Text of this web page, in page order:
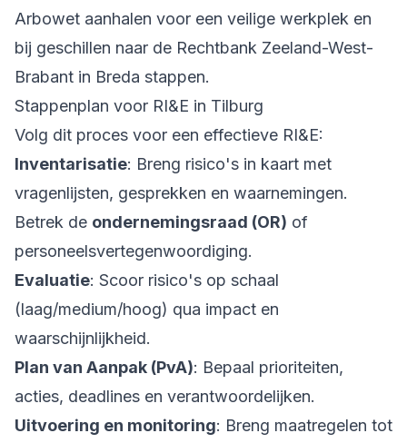
Arbowet aanhalen voor een veilige werkplek en
bij geschillen naar de Rechtbank Zeeland-West-
Brabant in Breda stappen.
Stappenplan voor RI&E in Tilburg
Volg dit proces voor een effectieve RI&E:
Inventarisatie: Breng risico's in kaart met
vragenlijsten, gesprekken en waarnemingen.
Betrek de ondernemingsraad (OR) of
personeelsvertegenwoordiging.
Evaluatie: Scoor risico's op schaal
(laag/medium/hoog) qua impact en
waarschijnlijkheid.
Plan van Aanpak (PvA): Bepaal prioriteiten,
acties, deadlines en verantwoordelijken.
Uitvoering en monitoring: Breng maatregelen tot